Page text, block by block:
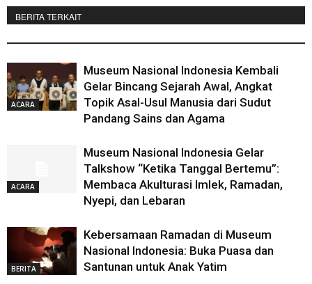
BERITA TERKAIT
ACARA
Museum Nasional Indonesia Kembali
Gelar Bincang Sejarah Awal, Angkat
Topik Asal-Usul Manusia dari Sudut
Pandang Sains dan Agama
ACARA
Museum Nasional Indonesia Gelar
Talkshow “Ketika Tanggal Bertemu”:
Membaca Akulturasi Imlek, Ramadan,
Nyepi, dan Lebaran
BERITA
Kebersamaan Ramadan di Museum
Nasional Indonesia: Buka Puasa dan
Santunan untuk Anak Yatim